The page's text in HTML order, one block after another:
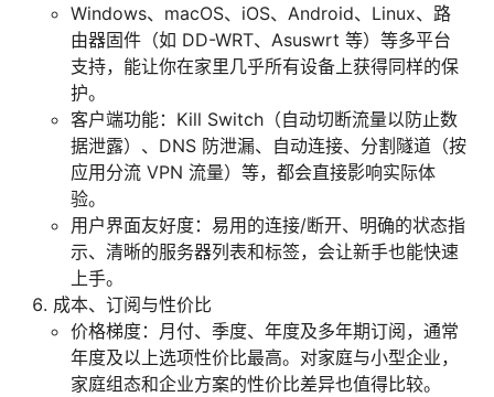
Windows、macOS、iOS、Android、Linux、路
由器固件（如 DD-WRT、Asuswrt 等）等多平台
支持，能让你在家里几乎所有设备上获得同样的保
护。
客户端功能：Kill Switch（自动切断流量以防止数
据泄露）、DNS 防泄漏、自动连接、分割隧道（按
应用分流 VPN 流量）等，都会直接影响实际体
验。
用户界面友好度：易用的连接/断开、明确的状态指
示、清晰的服务器列表和标签，会让新手也能快速
上手。
成本、订阅与性价比
价格梯度：月付、季度、年度及多年期订阅，通常
年度及以上选项性价比最高。对家庭与小型企业，
家庭组态和企业方案的性价比差异也值得比较。